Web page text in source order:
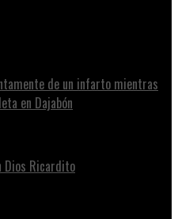
de un infarto mientras
en Dajabón
Dios Ricardito